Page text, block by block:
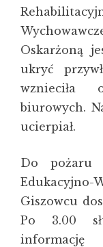
Oskarżoną
ukryć
wznieciła
biurowych.
ucierpiał.
Do pożaru
Edukacyjno-
Giszowcu
Po 3.00